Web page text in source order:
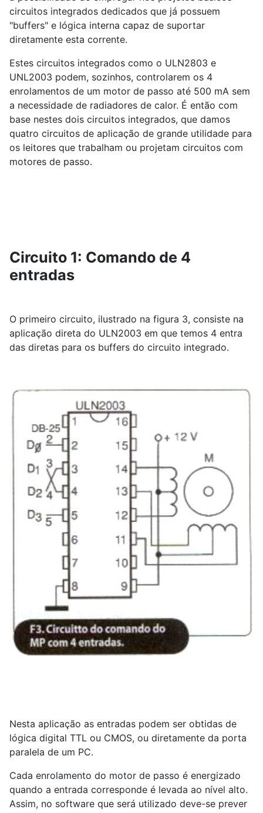
circuitos integrados dedicados que já possuem
"buffers" e lógica interna capaz de suportar
diretamente esta corrente.
Estes circuitos integrados como o ULN2803 e
UNL2003 podem, sozinhos, controlarem os 4
enrolamentos de um motor de passo até 500 mA sem
a necessidade de radiadores de calor. É então com
base nestes dois circuitos integrados, que damos
quatro circuitos de aplicação de grande utilidade para
os leitores que trabalham ou projetam circuitos com
motores de passo.
Circuito 1: Comando de 4
entradas
O primeiro circuito, ilustrado na figura 3, consiste na
aplicação direta do ULN2003 em que temos 4 entra
das diretas para os buffers do circuito integrado.
Nesta aplicação as entradas podem ser obtidas de
lógica digital TTL ou CMOS, ou diretamente da porta
paralela de um PC.
Cada enrolamento do motor de passo é energizado
quando a entrada corresponde é levada ao nível alto.
Assim, no software que será utilizado deve-se prever